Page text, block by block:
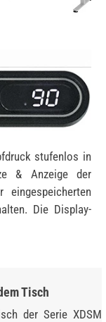
stufenlos in
& Anzeige der
eingespeicherten
Die Display-
Tisch
der Serie XDSM